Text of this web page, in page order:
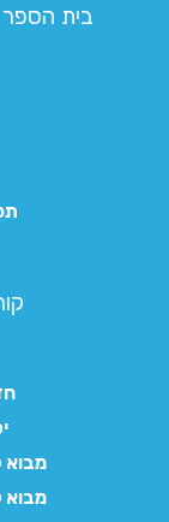
בית הספר